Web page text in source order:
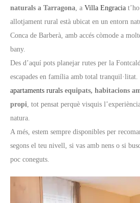
naturals a Tarragona , a Villa Engracia
allotjament rural està ubicat en un entorn
Conca de Barberà, amb accés còmode a
bany.
Des d’aquí pots planejar rutes per la
escapades en família amb total
apartaments rurals equipats, habitacions
propi , tot pensat perquè visquis
natura.
A més, estem sempre disponibles per
segons el teu nivell, si vas amb nens o si
poc coneguts.